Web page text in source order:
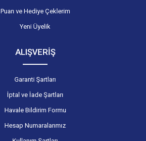
Puan ve Hediye Çeklerim
Yeni Üyelik
ALIŞVERİŞ
Garanti Şartları
İptal ve İade Şartları
Havale Bildirim Formu
Hesap Numaralarımız